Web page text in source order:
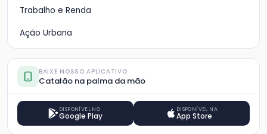
Trabalho e Renda
Ação Urbana
BAIXE NOSSO APLICATIVO
Catalão na palma da mão
DISPONÍVEL NO
Google Play
DISPONÍVEL NA
App Store